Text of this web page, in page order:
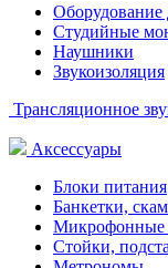
Оборудование
Студийные
Наушники
Звукоизоляция
Трансляционное
Аксессуары
Блоки питания
Банкетки,
Микрофонные
Стойки,